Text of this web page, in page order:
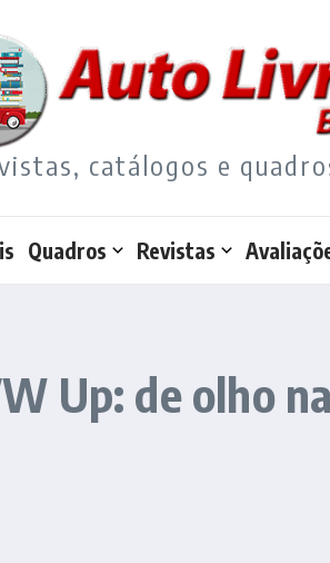
catálogos e
Quadros Revistas
Up: de olho